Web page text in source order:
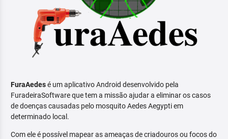
FuraAedesé um aplicativo Android desenvolvido pela
FuradeiraSoftware que tem a missão ajudar a eliminar os casos
de doenças causadas pelo mosquito Aedes Aegypti em
determinado local.
Com ele é possível mapear as ameaças de criadouros ou focos do